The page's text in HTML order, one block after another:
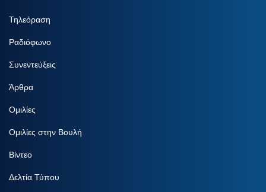
Τηλεόραση
Ραδιόφωνο
Συνεντεύξεις
Άρθρα
Ομιλίες
Ομιλίες στην Βουλή
Βίντεο
Δελτία Τύπου